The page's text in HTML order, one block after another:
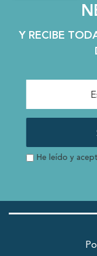
Y RECIBE
He leído y